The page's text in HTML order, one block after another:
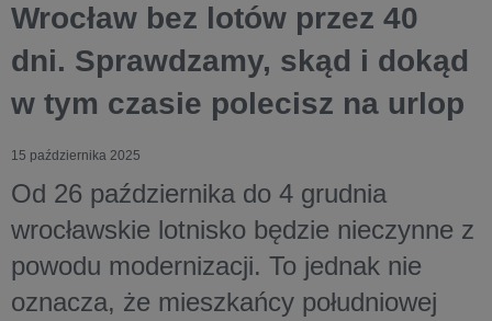
Wrocław bez lotów przez 40
dni. Sprawdzamy, skąd i dokąd
w tym czasie polecisz na urlop
15 października 2025
Od 26 października do 4 grudnia
wrocławskie lotnisko będzie nieczynne z
powodu modernizacji. To jednak nie
oznacza, że mieszkańcy południowej